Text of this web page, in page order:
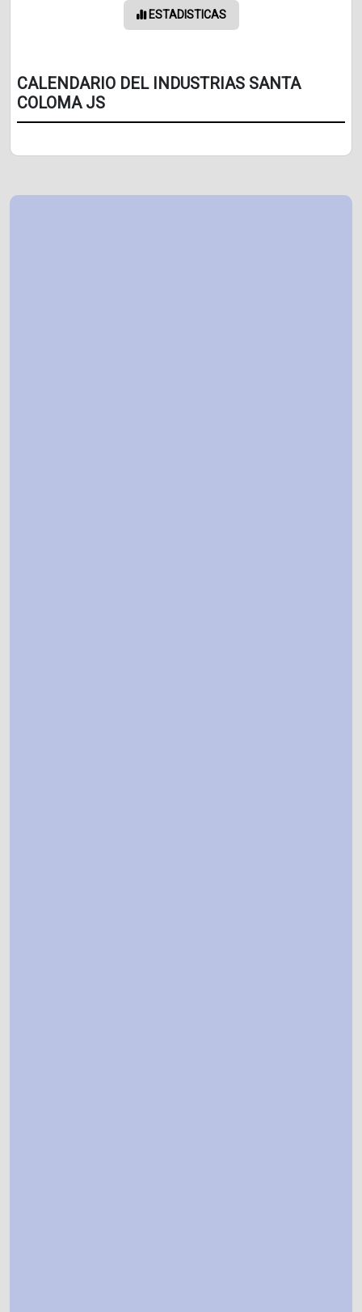
ESTADISTICAS
CALENDARIO DEL INDUSTRIAS SANTA
COLOMA JS